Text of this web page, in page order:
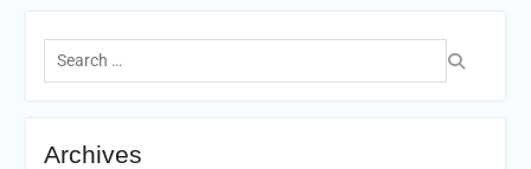
Search
for:
Archives